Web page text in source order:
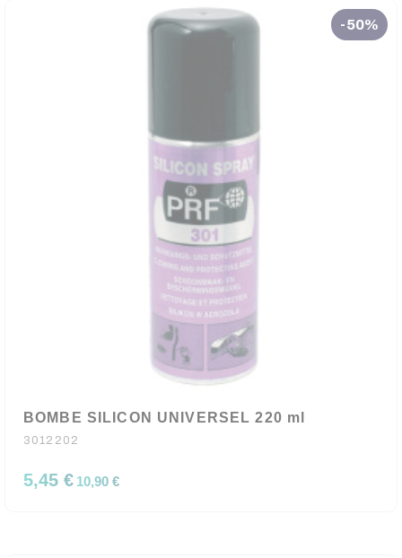
-50%
BOMBE SILICON UNIVERSEL 220 ml
3012202
5,45 € 10,90 €